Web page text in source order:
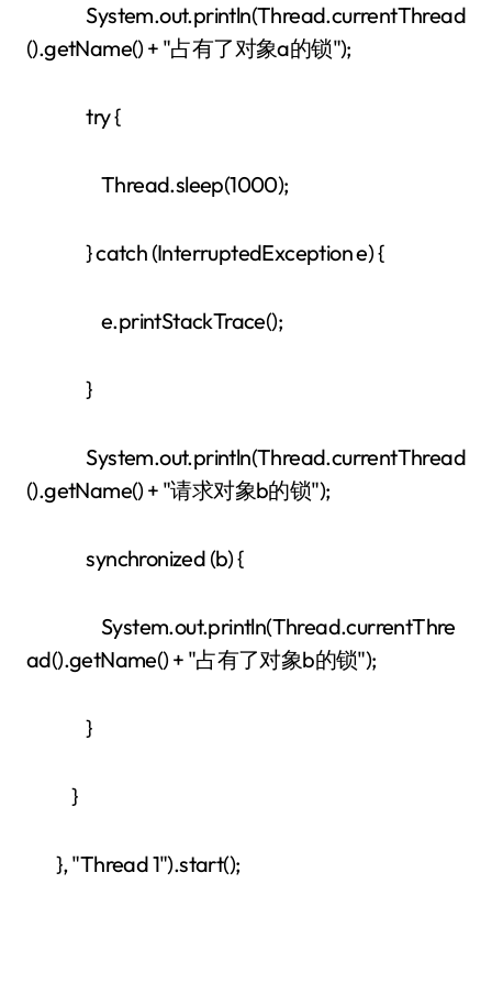
System.out.println(Thread.currentThread
().getName() + "占有了对象a的锁");
try {
Thread.sleep(1000);
} catch (InterruptedException e) {
e.printStackTrace();
}
System.out.println(Thread.currentThread
().getName() + "请求对象b的锁");
synchronized (b) {
System.out.println(Thread.currentThre
ad().getName() + "占有了对象b的锁");
}
}
}, "Thread 1").start();